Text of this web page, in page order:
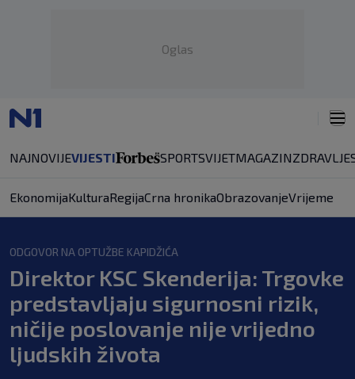
Oglas
NAJNOVIJEVIJESTI SPORTSVIJETMAGAZINZDRAVLJE
EkonomijaKulturaRegijaCrna hronikaObrazovanjeVrijeme
ODGOVOR NA OPTUŽBE KAPIDŽIĆA
Direktor KSC Skenderija: Trgovke
predstavljaju sigurnosni rizik,
ničije poslovanje nije vrijedno
ljudskih života